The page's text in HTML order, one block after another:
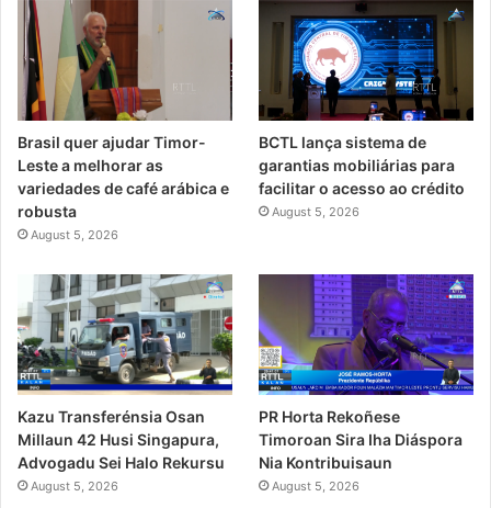
Brasil quer ajudar Timor-
Leste a melhorar as
variedades de café arábica e
robusta
August 5, 2026
BCTL lança sistema de
garantias mobiliárias para
facilitar o acesso ao crédito
August 5, 2026
Kazu Transferénsia Osan
Millaun 42 Husi Singapura,
Advogadu Sei Halo Rekursu
August 5, 2026
PR Horta Rekoñese
Timoroan Sira Iha Diáspora
Nia Kontribuisaun
August 5, 2026